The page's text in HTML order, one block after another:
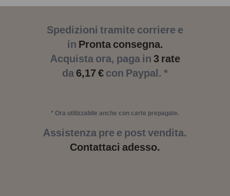
Spedizioni tramite corriere e
in Pronta consegna.
Acquista ora, paga in 3 rate
da6,17 € con Paypal. *
* Ora utilizzabile anche con carte prepagate.
Assistenza pre e post vendita.
Contattaci adesso.